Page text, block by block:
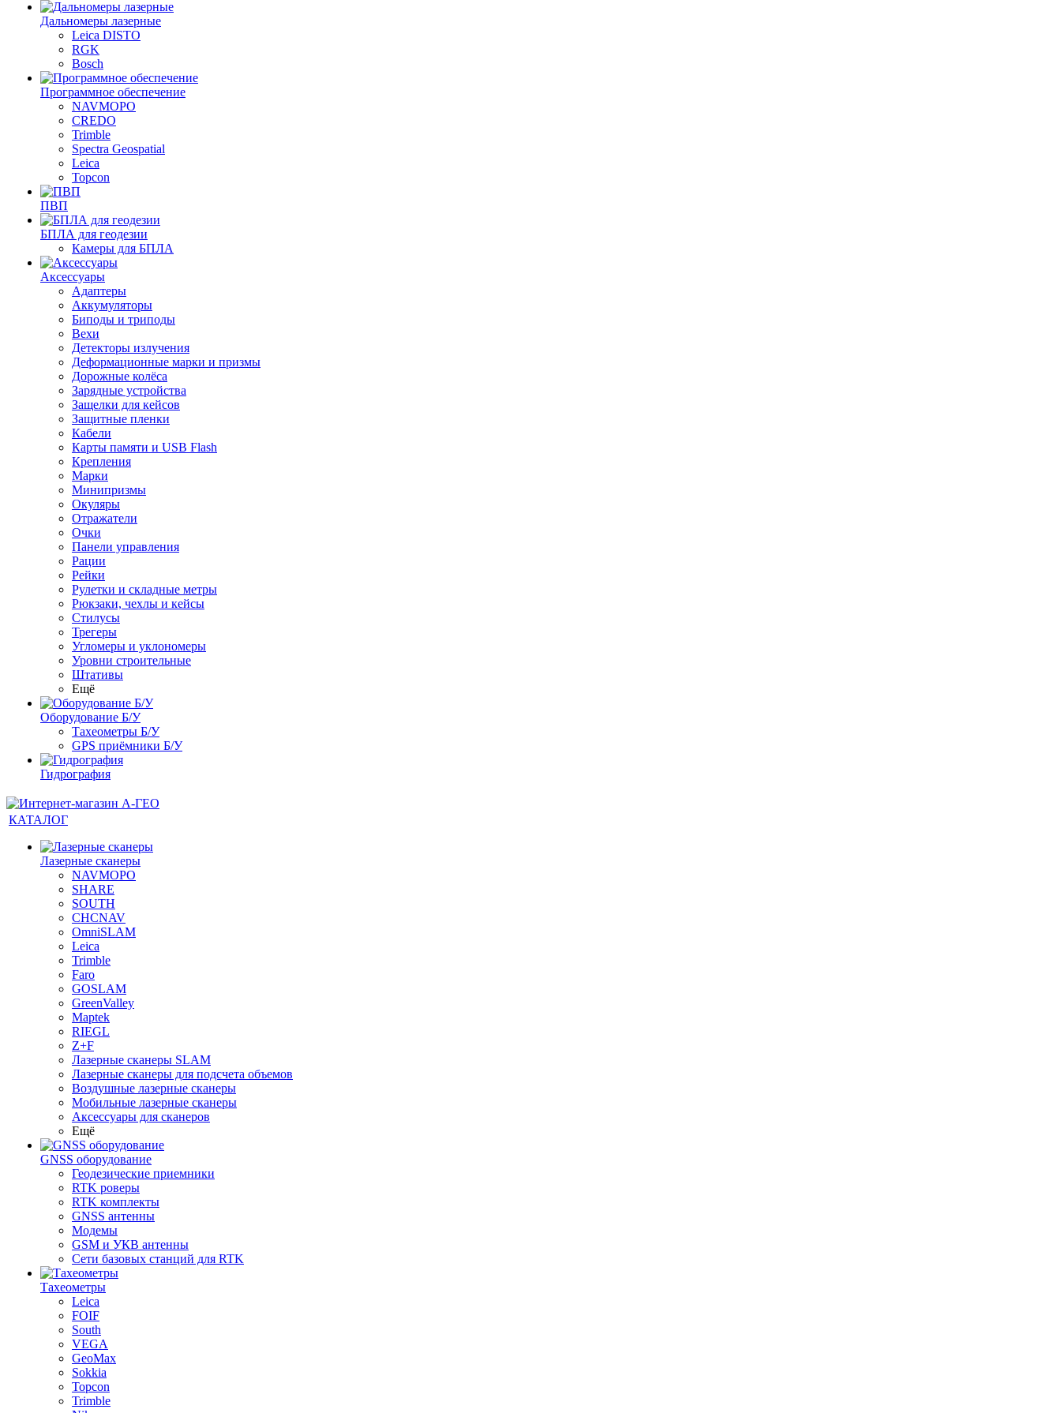
Дальномеры лазерные
Leica DISTO
RGK
Bosch
Программное обеспечение
NAVMOPO
CREDO
Trimble
Spectra Geospatial
Leica
Topcon
ПВП
БПЛА для геодезии
Камеры для БПЛА
Аксессуары
Адаптеры
Аккумуляторы
Биподы и триподы
Вехи
Детекторы излучения
Деформационные марки и призмы
Дорожные колёса
Зарядные устройства
Защелки для кейсов
Защитные пленки
Кабели
Карты памяти и USB Flash
Крепления
Марки
Минипризмы
Окуляры
Отражатели
Очки
Панели управления
Рации
Рейки
Рулетки и складные метры
Рюкзаки, чехлы и кейсы
Стилусы
Трегеры
Угломеры и уклономеры
Уровни строительные
Штативы
Ещё
Оборудование Б/У
Тахеометры Б/У
GPS приёмники Б/У
Гидрография
КАТАЛОГ
Лазерные сканеры
NAVMOPO
SHARE
SOUTH
CHCNAV
OmniSLAM
Leica
Trimble
Faro
GOSLAM
GreenValley
Maptek
RIEGL
Z+F
Лазерные сканеры SLAM
Лазерные сканеры для подсчета объемов
Воздушные лазерные сканеры
Мобильные лазерные сканеры
Аксессуары для сканеров
Ещё
GNSS оборудование
Геодезические приемники
RTK роверы
RTK комплекты
GNSS антенны
Модемы
GSM и УКВ антенны
Сети базовых станций для RTK
Тахеометры
Leica
FOIF
South
VEGA
GeoMax
Sokkia
Topcon
Trimble